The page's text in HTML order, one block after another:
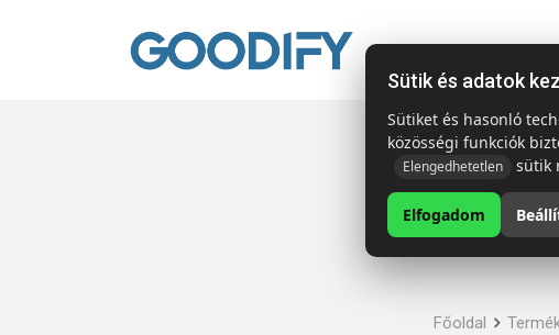
Kezdőlap
Főoldal
Sütik és adatok
Sütiket és hasonló
közösségi funkciók
Elengedhetetlen sütik
Elfogadom